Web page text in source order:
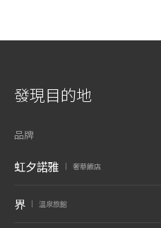
發現目的地
品牌
虹夕諾雅 奢華飯店
界 溫泉旅館